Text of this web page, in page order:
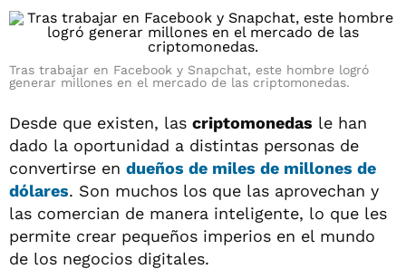
Tras trabajar en Facebook y Snapchat, este hombre logró
generar millones en el mercado de las criptomonedas.
Desde que existen, las criptomonedas le han
dado la oportunidad a distintas personas de
convertirse en dueños de miles de millones de
dólares. Son muchos los que las aprovechan y
las comercian de manera inteligente, lo que les
permite crear pequeños imperios en el mundo
de los negocios digitales.